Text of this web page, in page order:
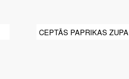
CEPTĀS PAPRIKAS ZUPA